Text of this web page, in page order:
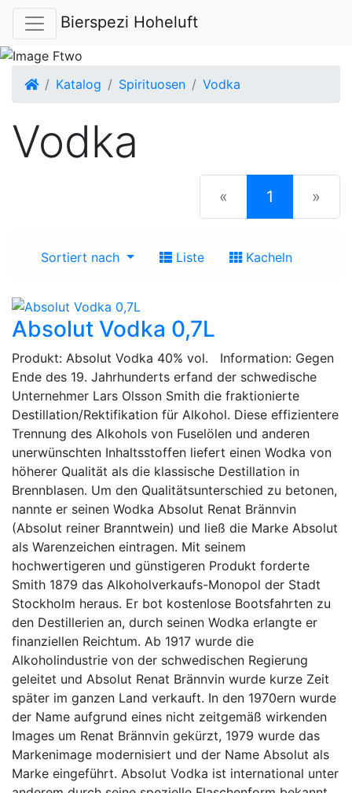
Bierspezi Hoheluft
Startseite
Katalog Spirituosen Vodka
Vodka
« 1 (current)
»
Sortiert nach Liste Kacheln
Absolut Vodka 0,7L
Produkt: Absolut Vodka 40% vol. Information: Gegen
Ende des 19. Jahrhunderts erfand der schwedische
Unternehmer Lars Olsson Smith die fraktionierte
Destillation/Rektifikation für Alkohol. Diese effizientere
Trennung des Alkohols von Fuselölen und anderen
unerwünschten Inhaltsstoffen liefert einen Wodka von
höherer Qualität als die klassische Destillation in
Brennblasen. Um den Qualitätsunterschied zu betonen,
nannte er seinen Wodka Absolut Renat Brännvin
(Absolut reiner Branntwein) und ließ die Marke Absolut
als Warenzeichen eintragen. Mit seinem
hochwertigeren und günstigeren Produkt forderte
Smith 1879 das Alkoholverkaufs-Monopol der Stadt
Stockholm heraus. Er bot kostenlose Bootsfahrten zu
den Destillerien an, durch seinen Wodka erlangte er
finanziellen Reichtum. Ab 1917 wurde die
Alkoholindustrie von der schwedischen Regierung
geleitet und Absolut Renat Brännvin wurde kurze Zeit
später im ganzen Land verkauft. In den 1970ern wurde
der Name aufgrund eines nicht zeitgemäß wirkenden
Images um Renat Brännvin gekürzt, 1979 wurde das
Markenimage modernisiert und der Name Absolut als
Marke eingeführt. Absolut Vodka ist international unter